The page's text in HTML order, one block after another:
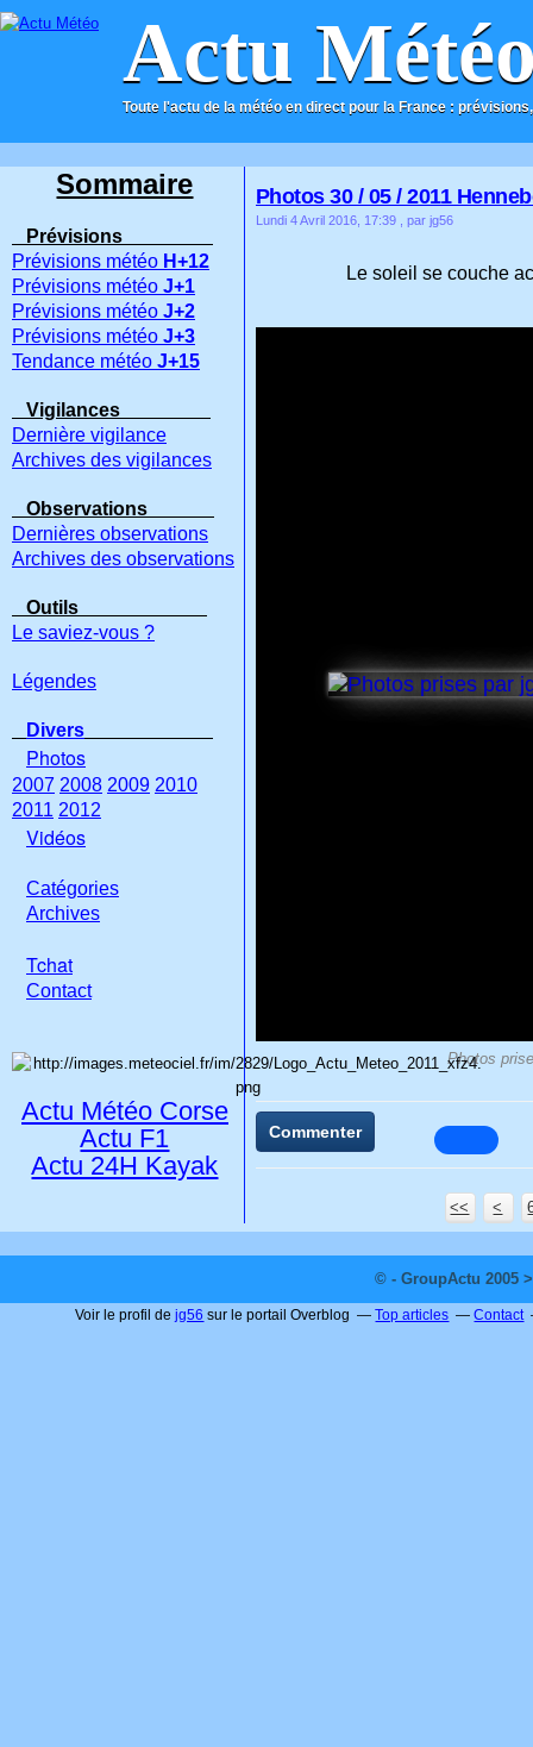
Actu
Toute l'actu de la météo en direct pour la France :
ACCUEIL CONTACT
Photos 30 / 05 / 2011
Lundi 4 Avril 2016, 17:39 , par jg56
Le soleil se couche
Photos
Commenter
<< <
Sommaire
Prévisions
Prévisions météo H+12
Prévisions météo J+1
Prévisions météo J+2
Prévisions météo J+3
Tendance météo J+15
Vigilances
Dernière vigilance
Archives des vigilances
Observations
Dernières observations
Archives des observations
Outils
Le saviez-vous ?
Légendes
Divers
Photos
2007 2008 2009 2010
2011 2012
Vidéos
Catégories
Archives
Tchat
Contact
Actu Météo Corse
Actu F1
Actu 24H Kayak
© - GroupActu 2005
Voir le profil dejg56 sur le portail Overblog Top articles Contact